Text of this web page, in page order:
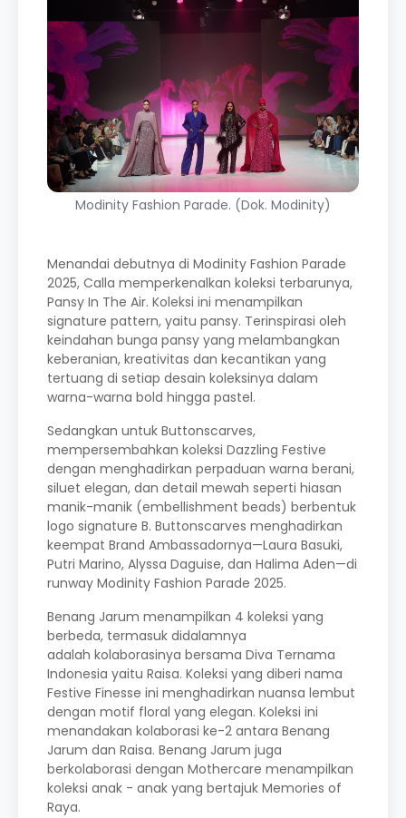
Modinity Fashion Parade. (Dok. Modinity)
Menandai debutnya di Modinity Fashion Parade
2025, Calla memperkenalkan koleksi terbarunya,
Pansy In The Air. Koleksi ini menampilkan
signature pattern, yaitu pansy. Terinspirasi oleh
keindahan bunga pansy yang melambangkan
keberanian, kreativitas dan kecantikan yang
tertuang di setiap desain koleksinya dalam
warna-warna bold hingga pastel.
Sedangkan untuk Buttonscarves,
mempersembahkan koleksi Dazzling Festive
dengan menghadirkan perpaduan warna berani,
siluet elegan, dan detail mewah seperti hiasan
manik-manik (embellishment beads) berbentuk
logo signature B. Buttonscarves menghadirkan
keempat Brand Ambassadornya—Laura Basuki,
Putri Marino, Alyssa Daguise, dan Halima Aden—di
runway Modinity Fashion Parade 2025.
Benang Jarum menampilkan 4 koleksi yang
berbeda, termasuk didalamnya
adalah kolaborasinya bersama Diva Ternama
Indonesia yaitu Raisa. Koleksi yang diberi nama
Festive Finesse ini menghadirkan nuansa lembut
dengan motif floral yang elegan. Koleksi ini
menandakan kolaborasi ke-2 antara Benang
Jarum dan Raisa. Benang Jarum juga
berkolaborasi dengan Mothercare menampilkan
koleksi anak - anak yang bertajuk Memories of
Raya.